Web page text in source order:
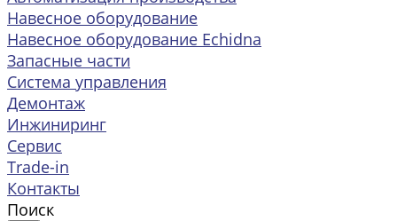
Навесное оборудование
Навесное оборудование Echidna
Запасные части
Система управления
Демонтаж
Инжиниринг
Сервис
Trade-in
Контакты
Поиск